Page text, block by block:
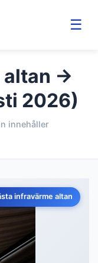
☰
altan →
2026)
innehåller
infravärme altan